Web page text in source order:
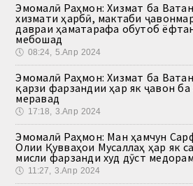
Эмомалӣ Раҳмон: Хизмат ба
хизмати ҳарбӣ, мактаби
давраи ҳаматарафа обутоб
мебошад
🕔 08:24, 5.Апр 2024
Эмомалӣ Раҳмон: Хизмат ба
қарзи фарзандии ҳар як ҷавон ба
меравад
🕔 17:18, 3.Апр 2024
Эмомалӣ Раҳмон: Ман ҳамчун
Олии Қувваҳои Мусаллаҳ ҳар як
мисли фарзанди худ дӯст медорам
🕔 11:27, 3.Апр 2024